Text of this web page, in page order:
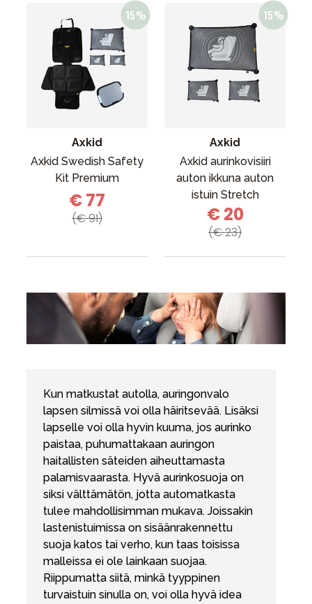
Axkid
Axkid Swedish Safety
Kit Premium
€ 77
(€ 91)
Axkid
Axkid aurinkovisiiri
auton ikkuna auton
istuin Stretch
€ 20
(€ 23)
Kun matkustat autolla, auringonvalo
lapsen silmissä voi olla häiritsevää. Lisäksi
lapselle voi olla hyvin kuuma, jos aurinko
paistaa, puhumattakaan auringon
haitallisten säteiden aiheuttamasta
palamisvaarasta. Hyvä aurinkosuoja on
siksi välttämätön, jotta automatkasta
tulee mahdollisimman mukava. Joissakin
lastenistuimissa on sisäänrakennettu
suoja katos tai verho, kun taas toisissa
malleissa ei ole lainkaan suojaa.
Riippumatta siitä, minkä tyyppinen
turvaistuin sinulla on, voi olla hyvä idea